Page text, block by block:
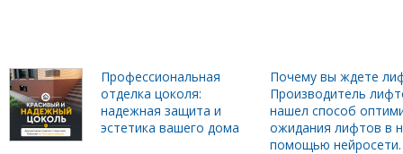
Профессиональная
отделка цоколя:
надежная защита и
эстетика вашего дома
Почему вы ждете
Производитель
нашел способ
ожидания лифтов в
помощью нейросети.